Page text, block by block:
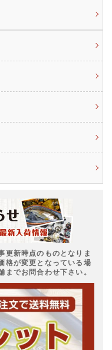
更新時点のものとなりま
格が変更となっている場
でお問合わせ下さい。